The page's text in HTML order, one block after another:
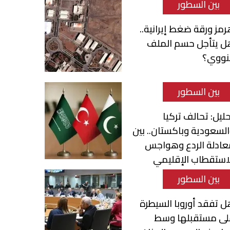
بين السطور
ورقة ضغط إيرانية..
يتأجل حسم الملف
بين السطور
تحالف تركيا
وباكستان.. بين
الردع وهواجس
الإقليمي
بين السطور
تفقد أوروبا السيطرة
مستقبلها وسط